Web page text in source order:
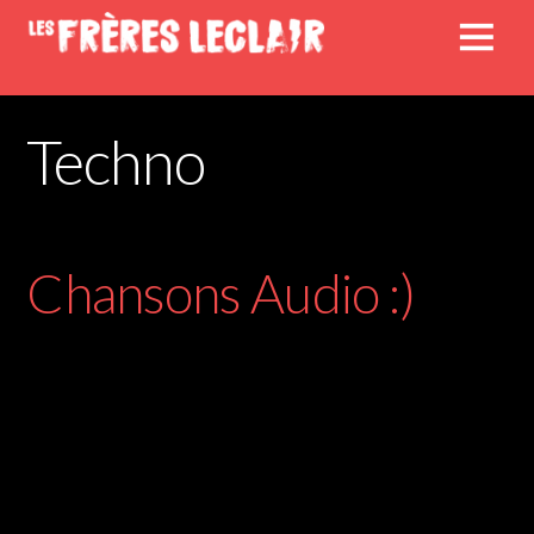
Techno
Chansons Audio :)